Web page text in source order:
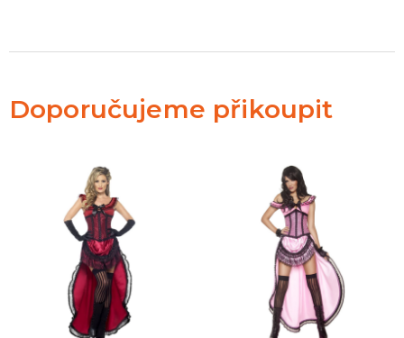
Doporučujeme přikoupit